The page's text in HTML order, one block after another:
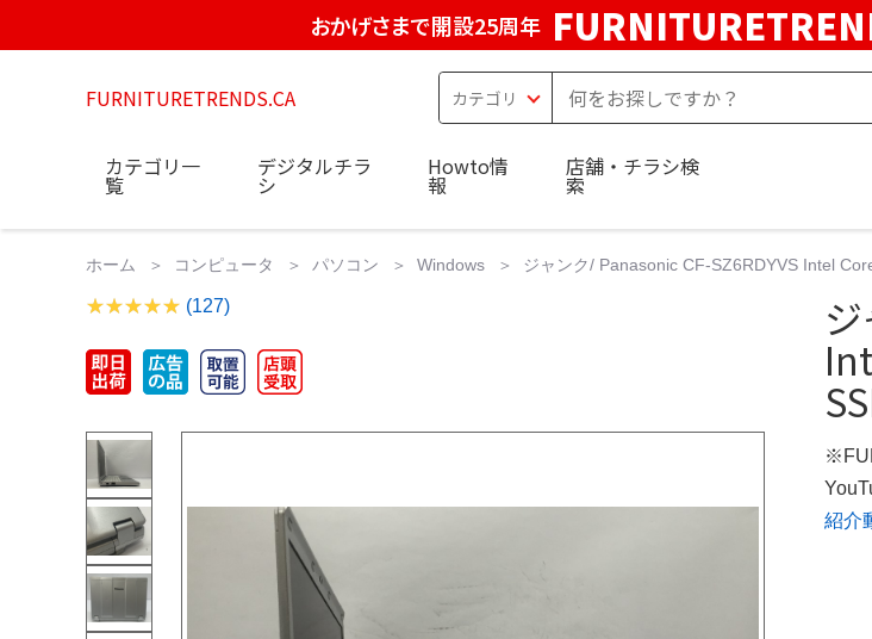
おかげさまで開設25周年
FURNITURETRENDS.CA
カテゴリ一
覧
デジタルチラ
シ
Howto情
報
店舗・チラシ検
索
ホーム コンピュータ パソコン Windows ジャンク/ Panasonic CF-SZ6RDYVS Intel
(127)
紹介